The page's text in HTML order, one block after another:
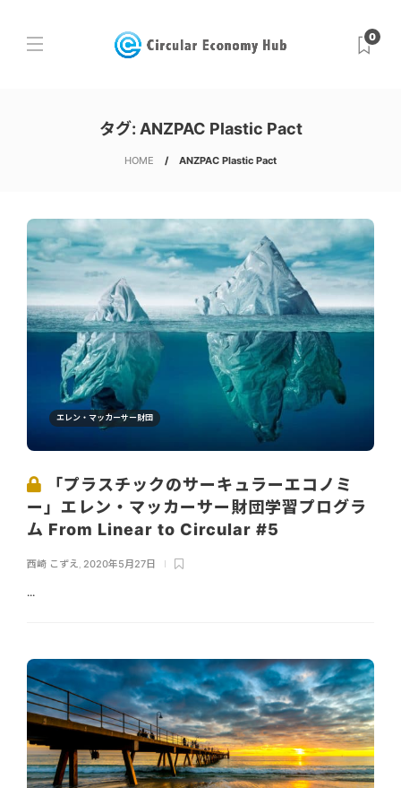
0
タグ: ANZPAC Plastic Pact
HOME ANZPAC Plastic Pact
エレン・マッカーサー財団
「プラスチックのサーキュラーエコノミ
ー」エレン・マッカーサー財団学習プログラ
ム From Linear to Circular #5
西崎 こずえ, 2020年5月27日
...